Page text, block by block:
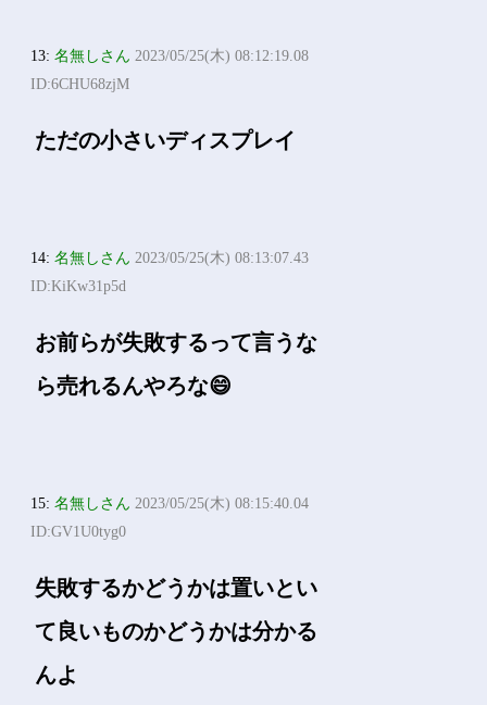
13:名無しさん 2023/05/25(木) 08:12:19.08
ID:6CHU68zjM
ただの小さいディスプレイ
14:名無しさん 2023/05/25(木) 08:13:07.43
ID:KiKw31p5d
お前らが失敗するって言うな
ら売れるんやろな😄
15:名無しさん 2023/05/25(木) 08:15:40.04
ID:GV1U0tyg0
失敗するかどうかは置いとい
て良いものかどうかは分かる
んよ